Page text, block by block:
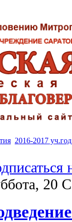
2016-2017 уч.год
20